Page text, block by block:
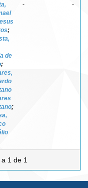
;
de
;
;
- -
1 de 1